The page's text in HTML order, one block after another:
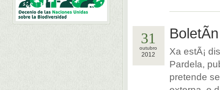
31
outubro
2012
Xa estÃ¡
Pardela,
pretende